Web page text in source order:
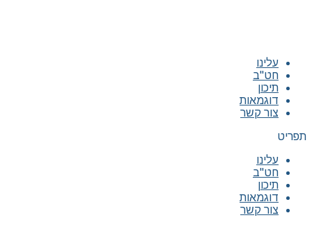
עלינו
חט"ב
תיכון
דוגמאות
צור קשר
תפריט
עלינו
חט"ב
תיכון
דוגמאות
צור קשר